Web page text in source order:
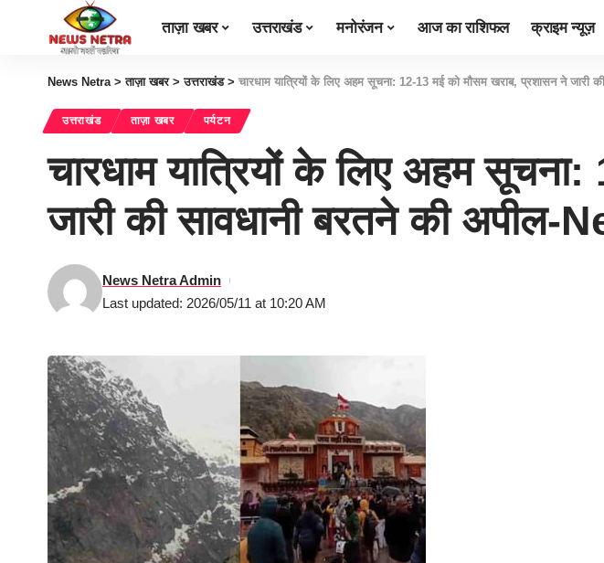
ताज़ा खबर उत्तराखंड मनोरंजन आज का राशिफल क्राइम न्यूज़
News Netra>ताज़ा खबर>उत्तराखंड> चारधाम यात्रियों के लिए अहम सूचना: 12-13 मई को मौसम खराब, प्रशासन ने जारी
उत्तराखंड ताज़ा खबर पर्यटन
चारधाम यात्रियों के लिए अहम
जारी की सावधानी बरतने की अपील-
Last updated: 2026/05/11 at 10:20 AM
News Netra Admin